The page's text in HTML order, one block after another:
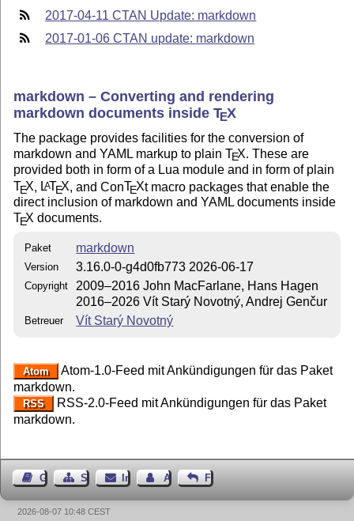
2017-04-11 CTAN Update: markdown
2017-01-06 CTAN update: markdown
markdown – Converting and rendering
markdown documents insideTEX
The package provides facilities for the conversion of
markdown and YAML markup to plainTEX. These are
provided both in form of a Lua module and in form of plain
TEX LATEX , and ConTEXt macro packages that enable the
direct inclusion of markdown and YAML documents inside
TEX documents.
Paket markdown
Version 3.16.0-0-g4d0fb773 2026-06-17
Copyright
2009–2016 John MacFarlane, Hans Hagen
2016–2026 Vít Starý Novotný, Andrej Genčur
Betreuer Vít Starý Novotný
Atom
Atom-1.0-Feed mit Ankündigungen für das Paket
markdown.
RSS
RSS-2.0-Feed mit Ankündigungen für das Paket
markdown.
GästebuchSeiten-Struktur
ImpressumAutor kontaktieren
Feedback
2026-08-07 10:48 CEST